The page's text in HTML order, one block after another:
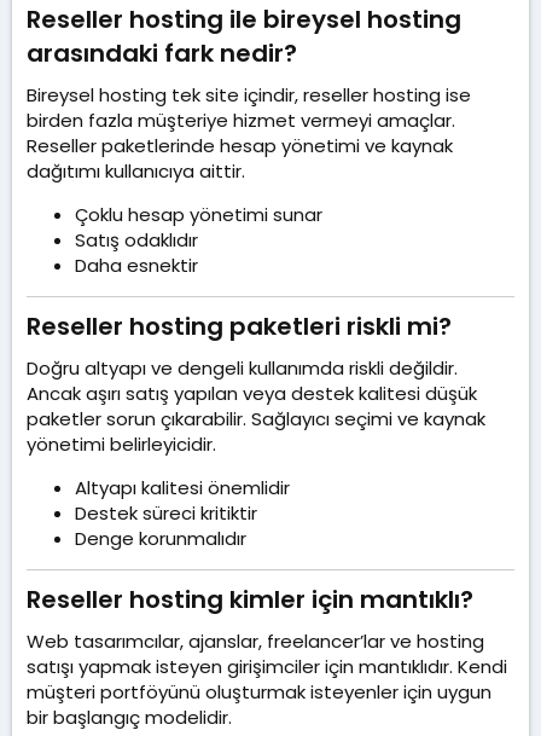
Reseller hosting ile bireysel hosting
arasındaki fark nedir?​
Bireysel hosting tek site içindir, reseller hosting ise
birden fazla müşteriye hizmet vermeyi amaçlar.
Reseller paketlerinde hesap yönetimi ve kaynak
dağıtımı kullanıcıya aittir.
Çoklu hesap yönetimi sunar
Satış odaklıdır
Daha esnektir
Reseller hosting paketleri riskli mi?​
Doğru altyapı ve dengeli kullanımda riskli değildir.
Ancak aşırı satış yapılan veya destek kalitesi düşük
paketler sorun çıkarabilir. Sağlayıcı seçimi ve kaynak
yönetimi belirleyicidir.
Altyapı kalitesi önemlidir
Destek süreci kritiktir
Denge korunmalıdır
Reseller hosting kimler için mantıklı?​
Web tasarımcılar, ajanslar, freelancer’lar ve hosting
satışı yapmak isteyen girişimciler için mantıklıdır. Kendi
müşteri portföyünü oluşturmak isteyenler için uygun
bir başlangıç modelidir.